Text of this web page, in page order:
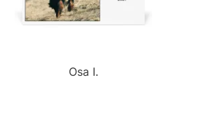
Osa I.